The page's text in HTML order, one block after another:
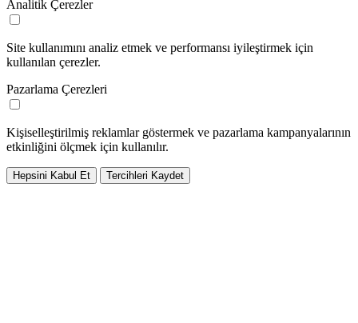
Analitik Çerezler
Site kullanımını analiz etmek ve performansı iyileştirmek için
kullanılan çerezler.
Pazarlama Çerezleri
Kişiselleştirilmiş reklamlar göstermek ve pazarlama kampanyalarının
etkinliğini ölçmek için kullanılır.
Hepsini Kabul Et Tercihleri Kaydet